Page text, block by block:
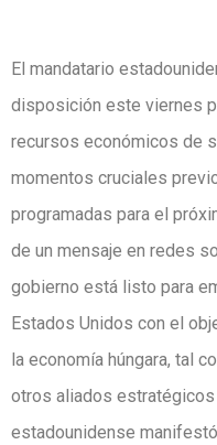
El mandatario
disposición este viernes
recursos económicos de
momentos cruciales
programadas para el
de un mensaje en redes
gobierno está listo para
Estados Unidos con el
la economía húngara, tal
otros aliados
estadounidense